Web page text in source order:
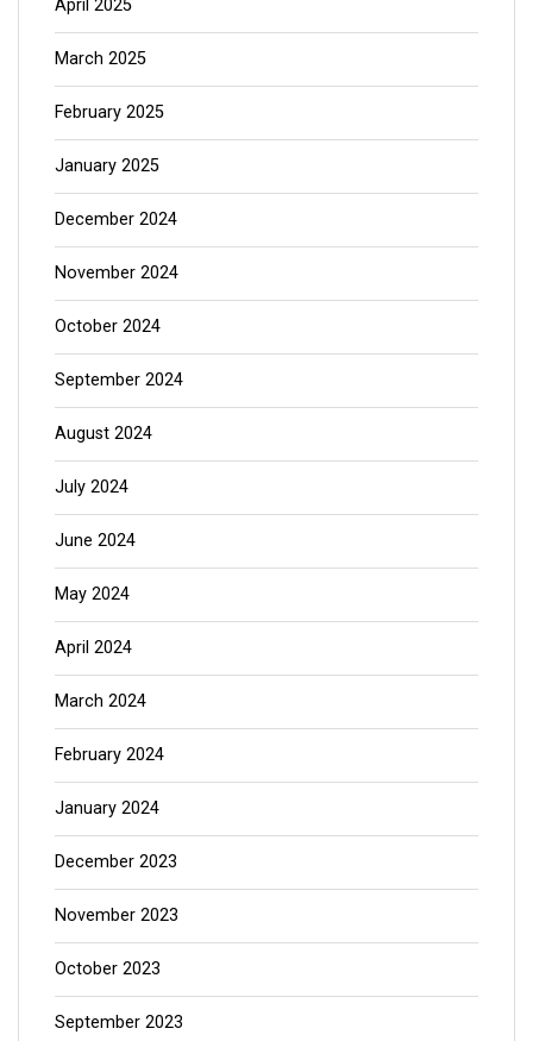
April 2025
March 2025
February 2025
January 2025
December 2024
November 2024
October 2024
September 2024
August 2024
July 2024
June 2024
May 2024
April 2024
March 2024
February 2024
January 2024
December 2023
November 2023
October 2023
September 2023